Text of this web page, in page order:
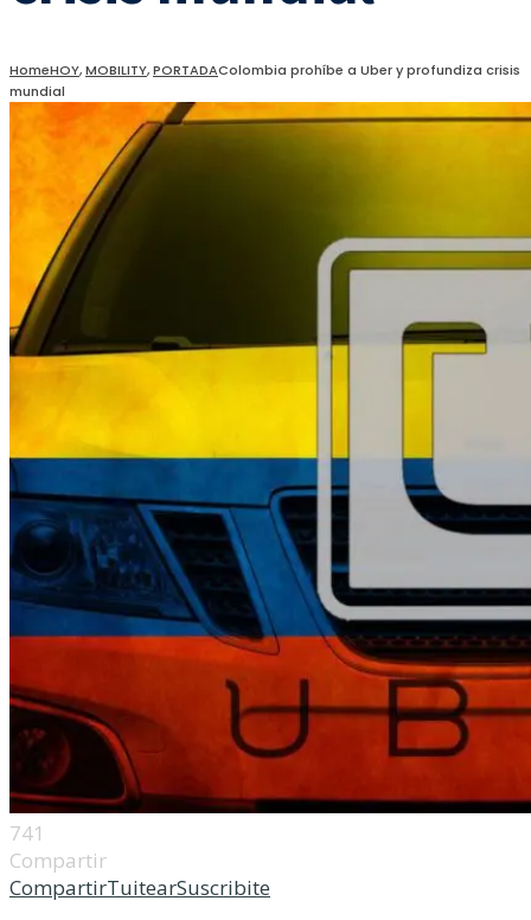
HomeHOY,MOBILITY,PORTADAColombia prohíbe a Uber y profundiza crisis
mundial
741
Compartir
CompartirTuitearSuscribite